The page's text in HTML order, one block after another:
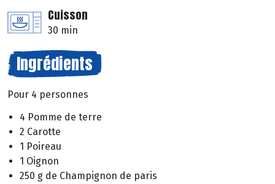
Cuisson
30 min
Ingrédients
Pour 4 personnes
4 Pomme de terre
2 Carotte
1 Poireau
1 Oignon
250 g de Champignon de paris